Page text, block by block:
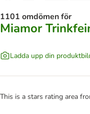
1101 omdömen för
Miamor
Ladda upp din
This is a stars rating area